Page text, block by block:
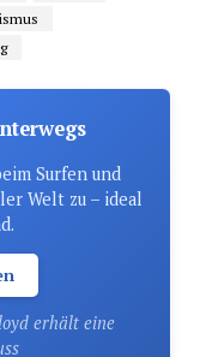
Surfen und
Welt zu – ideal
erhält eine